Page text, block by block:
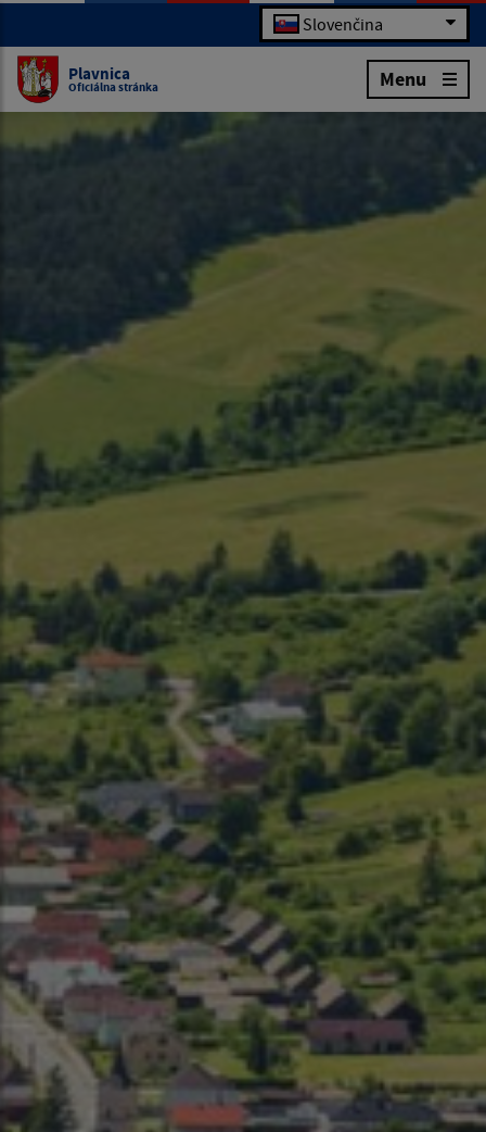
Slovenčina
Plavnica
Oficiálna stránka Menu